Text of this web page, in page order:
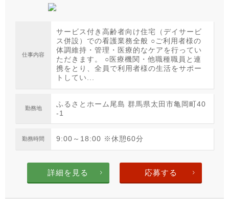
仕事内容
サービス付き高齢者向け住宅（デイサービ
ス併設）での看護業務全般 ○ご利用者様の
体調維持・管理・医療的なケアを行ってい
ただきます。 ○医療機関・他職種職員と連
携をとり、全員で利用者様の生活をサポー
トしてい...
勤務地
ふるさとホーム尾島 群馬県太田市亀岡町40
-1
勤務時間 9:00～18:00 ※休憩60分
詳細を見る 応募する